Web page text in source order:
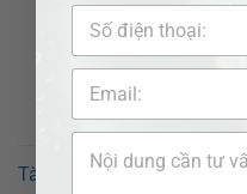
Tài sản chung thì chia thế